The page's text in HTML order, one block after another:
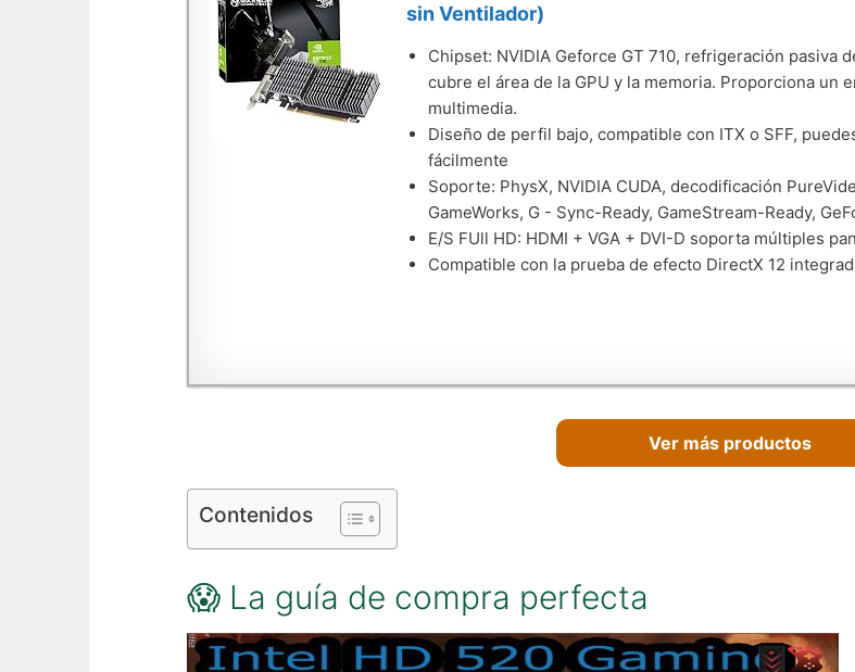
sin Ventilador)
Chipset: NVIDIA Geforce GT 710, refrigeración pasiva
cubre el área de la GPU y la memoria. Proporciona un
multimedia.
Diseño de perfil bajo, compatible con ITX o SFF,
fácilmente
Soporte: PhysX, NVIDIA CUDA, decodificación
GameWorks, G - Sync-Ready, GameStream-Ready,
E/S FUll HD: HDMI + VGA + DVI-D soporta múltiples
Compatible con la prueba de efecto DirectX 12
Ver más productos
Contenidos
😱 La guía de compra perfecta